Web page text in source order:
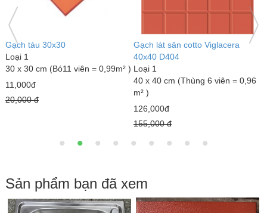
Gạch đỏ lát sân Gốm Mỹ
Loại 1
40 x 40 cm (Thùng 6 viên = 0,96
m² )
18,000đ
Gạch lát sân tráng men Mikado
GLM4040MX
Loại 1
40 x 40 cm (Thùng 6 viên = 0,96
m² )
23,000đ
25,000 đ
Sản phẩm bạn đã xem